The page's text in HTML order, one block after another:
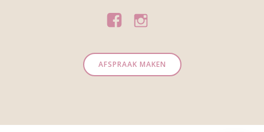
AFSPRAAK MAKEN